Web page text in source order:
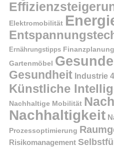
Elektromobilität
Ernährungstipps Finanzplanung
Gartenmöbel
Gesundheit Industrie
Künstliche
Nachhaltige Mobilität
Nachhaltigkeit
Prozessoptimierung
Risikomanagement